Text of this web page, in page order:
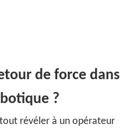
de force dans
?
révéler à un opérateur